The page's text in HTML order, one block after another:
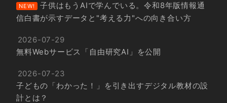
NEW!
子供はもうAIで学んでいる。令和8年版情報通
信白書が示すデータと"考える力"への向き合い方
2026-07-29
無料Webサービス「自由研究AI」を公開
2026-07-23
子どもの「わかった！」を引き出すデジタル教材の設
計とは？